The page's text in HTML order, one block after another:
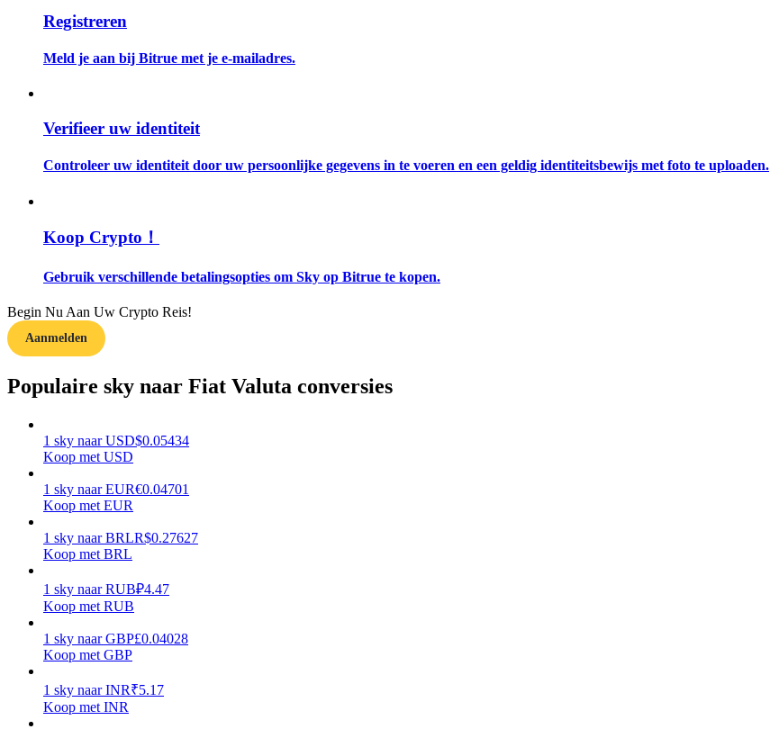
Informatie
Big data-analyse inclusief handelsinformatie, enz.
Gids
Handelsstrategieën
Leer hoe u winstgevend kunt blijven
Registreren
Meld je aan bij Bitrue met je e-mailadres.
Verifieer uw identiteit
Controleer uw identiteit door uw persoonlijke gegevens in te voeren en een geldig identiteitsbewijs met foto te uploaden.
Koop Crypto！
Gebruik verschillende betalingsopties om Sky op Bitrue te kopen.
Begin Nu Aan Uw Crypto Reis!
Aanmelden
Populaire sky naar Fiat Valuta conversies
1 sky naar USD$0.05434
Koop met USD
1 sky naar EUR€0.04701
Koop met EUR
1 sky naar BRLR$0.27627
Koop met BRL
1 sky naar RUB₽4.47
Koop met RUB
1 sky naar GBP£0.04028
Koop met GBP
1 sky naar INR₹5.17
Koop met INR